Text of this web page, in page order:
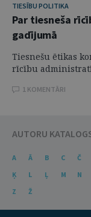
TIESĪBU POLITIKA
Par tiesneša
gadījumā
Tiesnešu ētikas
rīcību
1 KOMENTĀRI
AUTORU
A Ā B C Č
Ķ
L Ļ M N
Z
Ž